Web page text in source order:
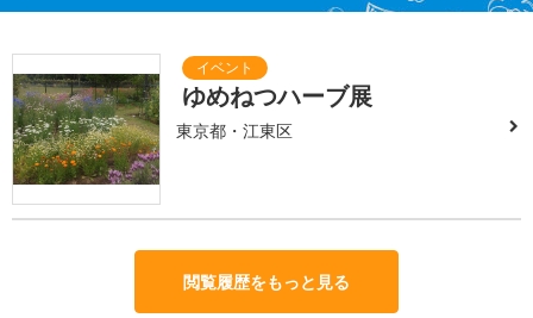
ゆめねつハーブ展
東京都・江東区
閲覧履歴をもっと見る